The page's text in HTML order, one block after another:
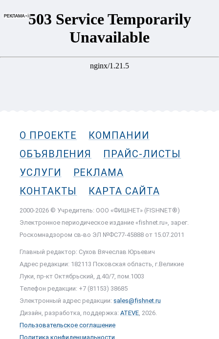
О ПРОЕКТЕ
КОМПАНИИ
ОБЪЯВЛЕНИЯ
ПРАЙС-ЛИСТЫ
УСЛУГИ
РЕКЛАМА
КОНТАКТЫ
КАРТА САЙТА
2000-2026 © Учредитель: ООО «ФИШНЕТ» (FISHNET®)
Электронное периодическое издание «fishnet.ru», зарег.
Роскомнадзором cв-во ЭЛ №ФС77-45888 от 15.07.2011
Главный редактор: Сухов Вячеслав Юрьевич
Адрес редакции: 182113 Псковская область, г.Великие
Луки, пр-кт Октябрьский, д.40/7, пом.1003
Телефон редакции: +7 (81153) 38685
Электронный адрес редакции: sales@fishnet.ru
Дизайн, разработка, поддержка: ATEVE , 2026.
Пользовательское соглашение
Политика конфиденциальности